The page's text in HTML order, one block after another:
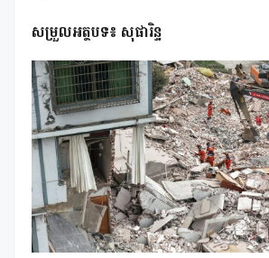
សម្រួលអត្ថបទ៖ សុផារិន្ទ